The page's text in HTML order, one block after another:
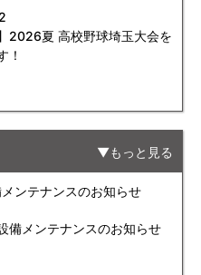
2026夏 高校野球埼玉大会を
！
もっと見る
ンテナンスのお知らせ
備メンテナンスのお知らせ